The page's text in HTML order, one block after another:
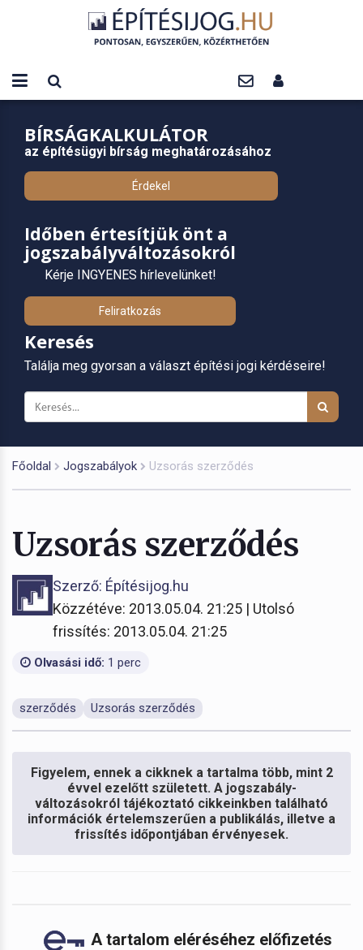
BÍRSÁGKALKULÁTOR
az építésügyi bírság meghatározásához
Érdekel
Időben értesítjük önt a
jogszabályváltozásokról
Kérje INGYENES hírlevelünket!
Feliratkozás
Keresés
Találja meg gyorsan a választ építési jogi kérdéseire!
Főoldal Jogszabályok Uzsorás szerződés
Uzsorás szerződés
Szerző: Építésijog.hu
Közzétéve: 2013.05.04. 21:25 | Utolsó
frissítés: 2013.05.04. 21:25
Olvasási idő: 1 perc
szerződés Uzsorás szerződés
Figyelem, ennek a cikknek a tartalma több, mint 2
évvel ezelőtt született. A jogszabály-
változásokról tájékoztató cikkeinkben található
információk értelemszerűen a publikálás, illetve a
frissítés időpontjában érvényesek.
A tartalom eléréséhez előfizetés